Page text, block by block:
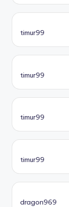
timur99
timur99
timur99
timur99
dragon969